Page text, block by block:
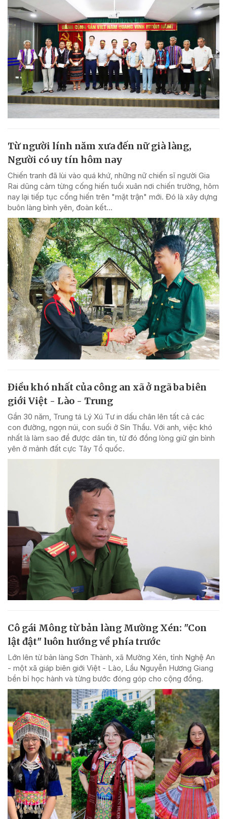
Từ người lính năm xưa đến nữ già làng,
Người có uy tín hôm nay
Chiến tranh đã lùi vào quá khứ, những nữ chiến sĩ người Gia
Rai dũng cảm từng cống hiến tuổi xuân nơi chiến trường, hôm
nay lại tiếp tục cống hiến trên "mặt trận" mới. Đó là xây dựng
buôn làng bình yên, đoàn kết...
Điều khó nhất của công an xã ở ngã ba biên
giới Việt - Lào - Trung
Gần 30 năm, Trung tá Lý Xú Tư in dấu chân lên tất cả các
con đường, ngọn núi, con suối ở Sín Thầu. Với anh, việc khó
nhất là làm sao để được dân tin, từ đó đồng lòng giữ gìn bình
yên ở mảnh đất cực Tây Tổ quốc.
Cô gái Mông từ bản làng Mường Xén: "Con
lật đật" luôn hướng về phía trước
Lớn lên từ bản làng Sơn Thành, xã Mường Xén, tỉnh Nghệ An
- một xã giáp biên giới Việt - Lào, Lầu Nguyễn Hương Giang
bền bỉ học hành và từng bước đóng góp cho cộng đồng.